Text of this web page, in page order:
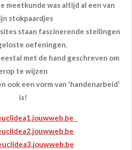
meetkunde was altijd al een van
stokpaardjes
staan fascinerende stellingen
oefeningen.
met de hand geschreven om
te wijzen
ook een vorm van 'handenarbeid'
is!